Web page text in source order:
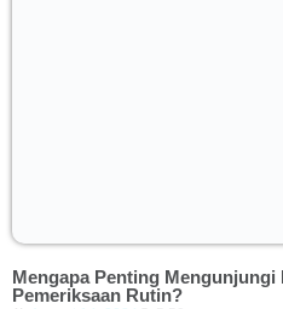
Mengapa Penting
Pemeriksaan Rutin?